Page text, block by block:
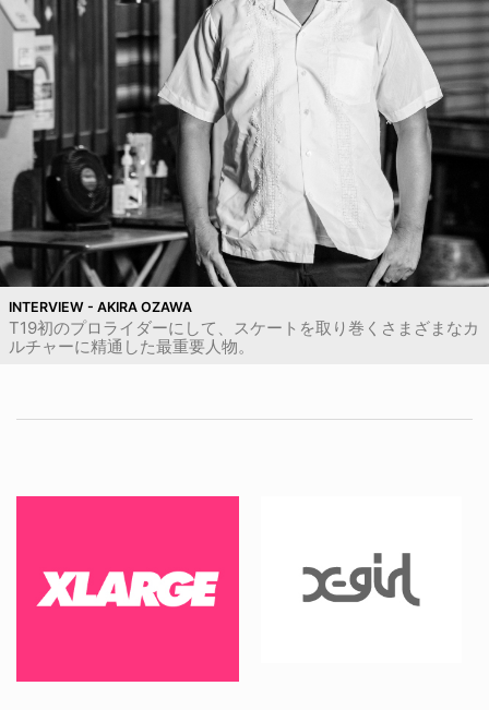
INTERVIEW - AKIRA OZAWA
T19初のプロライダーにして、スケートを取り巻くさまざまなカ
ルチャーに精通した最重要人物。